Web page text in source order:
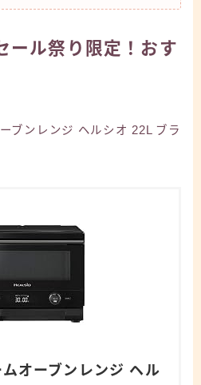
ール祭り限定！おす
ブンレンジ ヘルシオ 22L ブラ
オーブンレンジ ヘル